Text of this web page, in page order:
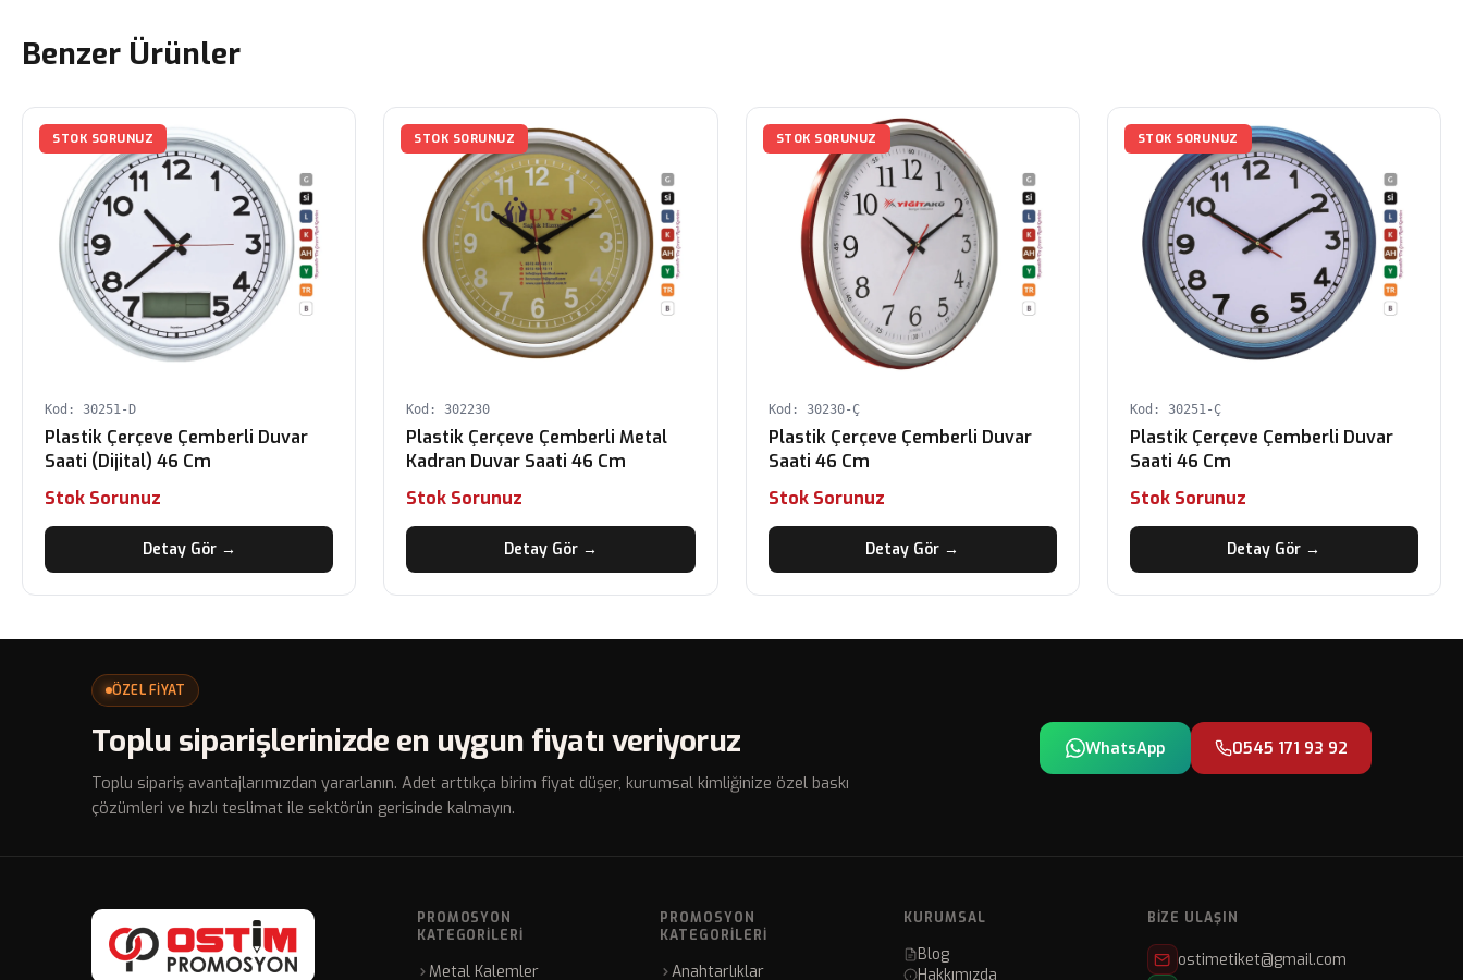
Benzer Ürünler
STOK SORUNUZ
Kod: 30251-D
Plastik Çerçeve Çemberli Duvar
Saati (Dijital) 46 Cm
Stok Sorunuz
Detay Gör →
STOK SORUNUZ
Kod: 302230
Plastik Çerçeve Çemberli Metal
Kadran Duvar Saati 46 Cm
Stok Sorunuz
Detay Gör →
STOK SORUNUZ
Kod: 30230-Ç
Plastik Çerçeve Çemberli Duvar
Saati 46 Cm
Stok Sorunuz
Detay Gör →
STOK SORUNUZ
Kod: 30251-Ç
Plastik Çerçeve Çemberli Duvar
Saati 46 Cm
Stok Sorunuz
Detay Gör →
ÖZEL FİYAT
Toplu siparişlerinizde en uygun fiyatı veriyoruz
Toplu sipariş avantajlarımızdan yararlanın. Adet arttıkça birim fiyat düşer, kurumsal kimliğinize özel baskı
çözümleri ve hızlı teslimat ile sektörün gerisinde kalmayın.
WhatsApp 0545 171 93 92
PROMOSYON
KATEGORILERI
Metal Kalemler
PROMOSYON
KATEGORILERI
Anahtarlıklar
KURUMSAL
Blog
Hakkımızda
BIZE ULAŞIN
ostimetiket@gmail.com